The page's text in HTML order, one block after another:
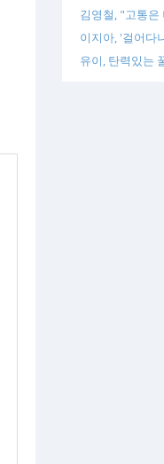
김영철, "고통
이지아, '걸어다
유이, 탄력있는